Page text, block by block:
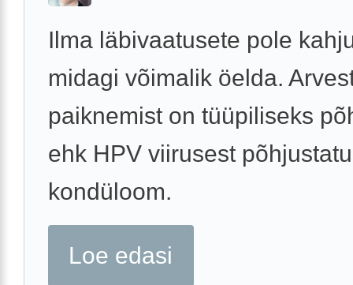
Ilma läbivaatusete pole
midagi võimalik öelda.
paiknemist on tüüpiliseks
ehk HPV viirusest
kondüloom.
Loe edasi